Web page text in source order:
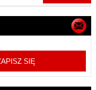
SIĘ